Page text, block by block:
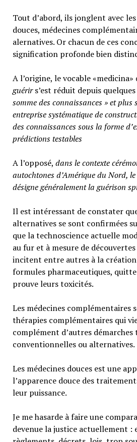
Tout d’abord, ils jonglent avec
douces, médecines
alernatives. Or chacun de ces
signification profonde bien
A l’origine, le vocable
guérirs’est réduit depuis
somme des connaissances » et plus
entreprise systématique de
des connaissances sous la forme
prédictions testables
A l’opposé, dans le contexte
autochtones d’Amérique du Nord,
désigne généralementla guérison
Il est intéressant de constater
alternatives se sont confirmées
que la technoscience actuelle
au fur et à mesure de
incitent entre autres à la
formules pharmaceutiques,
prouve leurs toxicités.
Les médecines complémentaires
thérapies complémentaires qui
complément d’autres démarches
conventionnelles ou alternatives.
Les médecines douces est une
l’apparence douce des
leur puissance.
Je me hasarde à faire une
devenue la justice actuellement :